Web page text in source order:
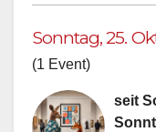
Sonntag, 25.
(1 Event)
seit